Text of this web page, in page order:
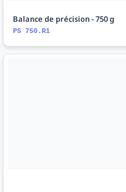
Balance de précision - 750 g
PS 750.R1